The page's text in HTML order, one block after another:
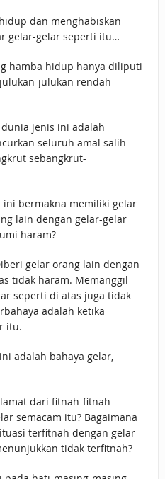
dan menghabiskan
gelar-gelar seperti itu…
hamba hidup hanya diliputi
julukan rendah
jenis ini adalah
seluruh amal salih
sebangkrut-
ini bermakna memiliki gelar
lain dengan gelar-gelar
haram?
gelar orang lain dengan
tidak haram. Memanggil
seperti di atas juga tidak
adalah ketika
itu.
adalah bahaya gelar,
dari fitnah-fitnah
semacam itu? Bagaimana
terfitnah dengan gelar
tidak terfitnah?